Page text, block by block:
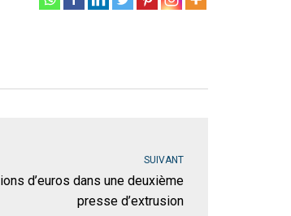
SUIVANT
d’euros dans une deuxième
presse d’extrusion